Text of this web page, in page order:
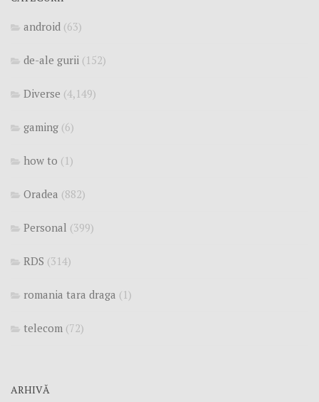
android (63)
de-ale gurii (152)
Diverse (4,149)
gaming (6)
how to (1)
Oradea (882)
Personal (399)
RDS (314)
romania tara draga (1)
telecom (72)
ARHIVĂ